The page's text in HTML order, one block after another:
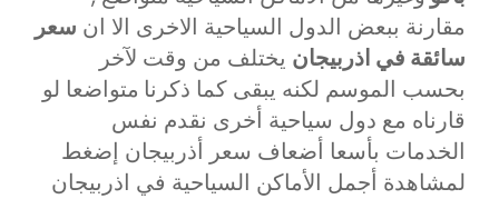
مقارنة ببعض الدول السياحية الاخرى الا ان سعر
سائقة في اذربيجان يختلف من وقت لآخر
بحسب الموسم لكنه يبقى كما ذكرنا متواضعا لو
قارناه مع دول سياحية أخرى نقدم نفس
الخدمات بأسعا أضعاف سعر أذربيجان إضغط
لمشاهدة أجمل الأماكن السياحية في اذربيجان